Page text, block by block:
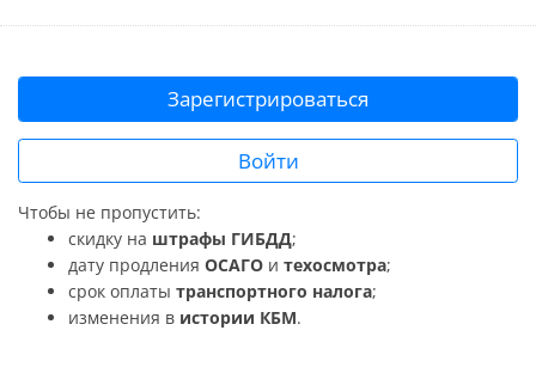
Зарегистрироваться
Войти
Чтобы не пропустить:
скидку на штрафы ГИБДД;
дату продления ОСАГО и техосмотра;
срок оплаты транспортного налога;
изменения в истории КБМ.